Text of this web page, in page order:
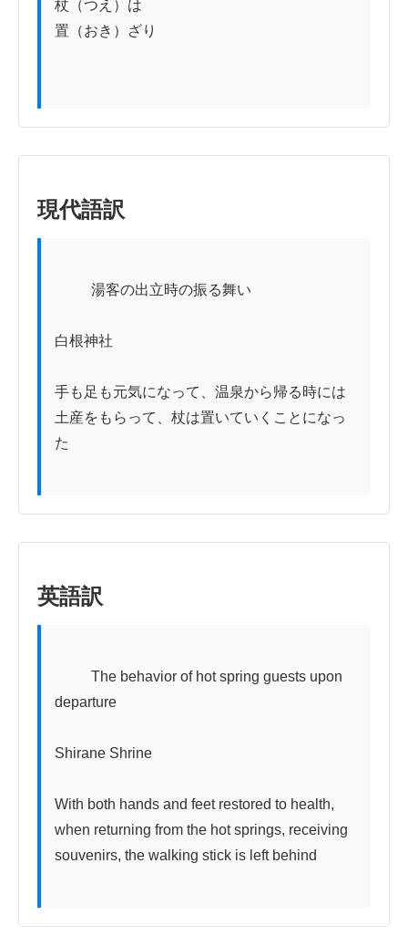
杖（つえ）は
置（おき）ざり
現代語訳
白根神社
手も足も元気になって、温泉から帰る時には
土産をもらって、杖は置いていくことになっ
た
英語訳
departure
Shirane Shrine
With both hands and feet restored to health,
when returning from the hot springs, receiving
souvenirs, the walking stick is left behind